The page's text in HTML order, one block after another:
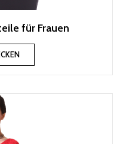
für Frauen